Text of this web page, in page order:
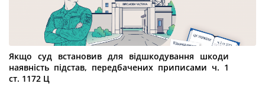
Якщо суд встановив для відшкодування шкоди
наявність підстав, передбачених приписами ч. 1
ст. 1172 Ц